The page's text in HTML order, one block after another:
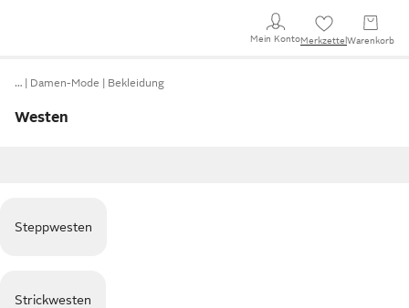
Mein KontoMerkzettel Warenkorb
… Damen-Mode Bekleidung
Westen
Steppwesten
Strickwesten